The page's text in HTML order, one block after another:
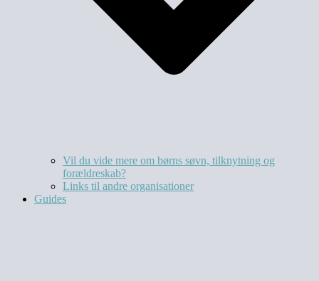
Vil du vide mere om børns søvn, tilknytning og
forældreskab?​
Links til andre organisationer
Guides